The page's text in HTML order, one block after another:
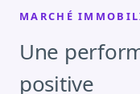
MARCHÉ
Une
positive